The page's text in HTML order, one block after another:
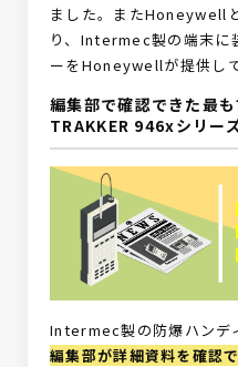
ました。またHoneywell
り、Intermec製の端末に
ーをHoneywellが提供し
編集部で確認できた最
TRAKKER 946xシリー
Intermec製の防爆ハンデ
編集部が詳細資料を確認